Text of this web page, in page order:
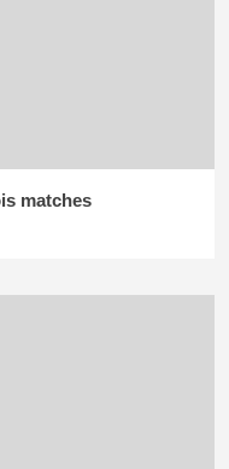
matches